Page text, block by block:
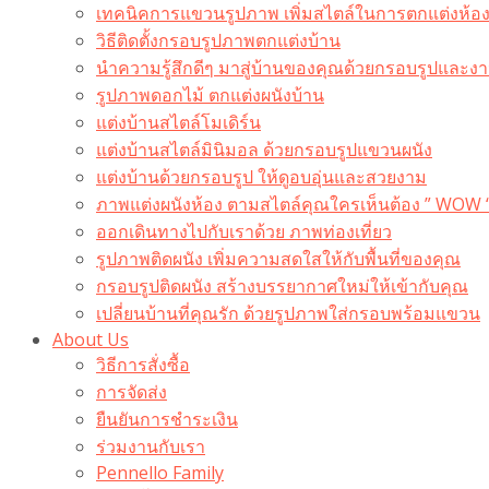
เทคนิคการแขวนรูปภาพ เพิ่มสไตล์ในการตกแต่งห้อง
วิธีติดตั้งกรอบรูปภาพตกแต่งบ้าน
นำความรู้สึกดีๆ มาสู่บ้านของคุณด้วยกรอบรูปและง
รูปภาพดอกไม้ ตกแต่งผนังบ้าน
แต่งบ้านสไตล์โมเดิร์น
แต่งบ้านสไตล์มินิมอล ด้วยกรอบรูปแขวนผนัง
แต่งบ้านด้วยกรอบรูป ให้ดูอบอุ่นและสวยงาม
ภาพแต่งผนังห้อง ตามสไตล์คุณใครเห็นต้อง ” WOW
ออกเดินทางไปกับเราด้วย ภาพท่องเที่ยว
รูปภาพติดผนัง เพิ่มความสดใสให้กับพื้นที่ของคุณ
กรอบรูปติดผนัง สร้างบรรยากาศใหม่ให้เข้ากับคุณ
เปลี่ยนบ้านที่คุณรัก ด้วยรูปภาพใส่กรอบพร้อมแขวน​
About Us
วิธีการสั่งซื้อ
การจัดส่ง
ยืนยันการชำระเงิน
ร่วมงานกับเรา
Pennello Family